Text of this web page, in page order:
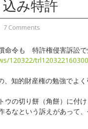
み特許
7 Comments
命令も 特許権侵害訴訟で
120322/
、知的財産権の勉強でよ
ウの切り餅（角餅）に付
るなという訴えがあって